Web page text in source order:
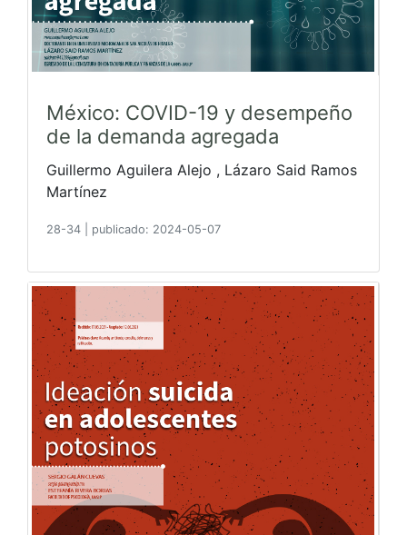
México: COVID-19 y desempeño
de la demanda agregada
Guillermo Aguilera Alejo , Lázaro Said Ramos
Martínez
28-34 publicado: 2024-05-07